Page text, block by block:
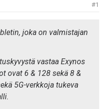
#1
joka on valmistajan
vastaa Exynos
ovat 6 & 128 sekä 8 &
5G-verkkoja tukeva